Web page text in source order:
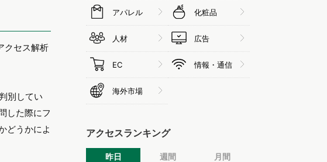
クセス解析
別してい
した際にフ
どうかによ
アパレル 化粧品
人材 広告
EC 情報・通信
海外市場
アクセスランキング
昨日 週間 月間